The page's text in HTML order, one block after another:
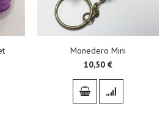
Monedero Mini
10,50 €